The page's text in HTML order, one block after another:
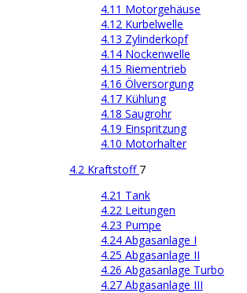
4.11 Motorgehäuse
4.12 Kurbelwelle
4.13 Zylinderkopf
4.14 Nockenwelle
4.15 Riementrieb
4.16 Ölversorgung
4.17 Kühlung
4.18 Saugrohr
4.19 Einspritzung
4.10 Motorhalter
4.2 Kraftstoff 7
4.21 Tank
4.22 Leitungen
4.23 Pumpe
4.24 Abgasanlage I
4.25 Abgasanlage II
4.26 Abgasanlage Turbo
4.27 Abgasanlage III